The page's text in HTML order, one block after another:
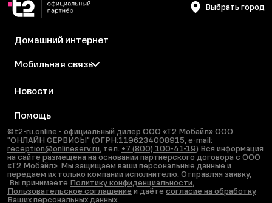
Выбрать город
Домашний интернет
Мобильная связь
Новости
Помощь
©t2-ru.online - официальный дилер ООО «Т2 Мобайл» ООО
"ОНЛАЙН СЕРВИСЫ" (ОГРН:1196234008915, e-mail:
reception@onlineserv.ru, тел. +7 (800) 100-41-19) Вся информация
на сайте размещена на основании партнерского договора с ООО
«Т2 Мобайл». Мы защищаем ваши персональные данные и
передаем их только компании исполнителю. Отправляя заявку,
Вы принимаете Политику конфиденциальности,
Пользовательское соглашение и даёте согласие на обработку
Ваших персональных данных.